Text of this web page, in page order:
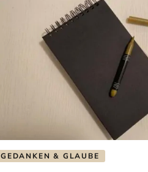
GEDANKEN & GLAUBE